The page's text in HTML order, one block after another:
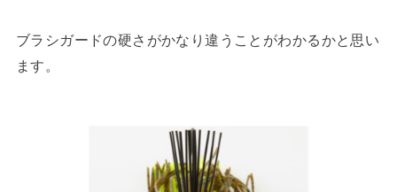
ブラシガードの硬さがかなり違うことがわかるかと思い
ます。